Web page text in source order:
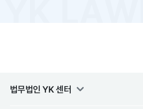
법무법인 YK센터